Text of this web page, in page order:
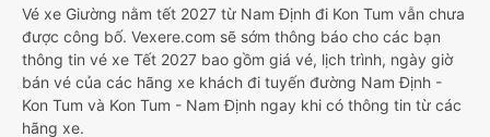
Vé xe Giường nằm tết 2027 từ Nam Định đi Kon Tum vẫn chưa
được công bố. Vexere.com sẽ sớm thông báo cho các bạn
thông tin vé xe Tết 2027 bao gồm giá vé, lịch trình, ngày giờ
bán vé của các hãng xe khách đi tuyến đường Nam Định -
Kon Tum và Kon Tum - Nam Định ngay khi có thông tin từ các
hãng xe.